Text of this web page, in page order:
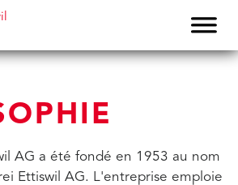
AG a été fondé en 1953 au nom
Ettiswil AG. L'entreprise emploie